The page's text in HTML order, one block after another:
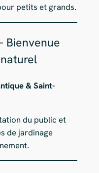
petits et grands.
Bienvenue
& Saint-
du public et
de jardinage